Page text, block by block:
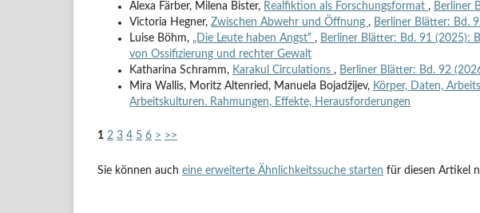
Alexa Färber, Milena Bister, Realfiktion als Forschungsformat , Berliner
Victoria Hegner, Zwischen Abwehr und Öffnung , Berliner Blätter: Bd.
Luise Böhm, „Die Leute haben Angst“ , Berliner Blätter: Bd. 91 (2025):
von Ossifizierung und rechter Gewalt
Katharina Schramm, Karakul Circulations , Berliner Blätter: Bd. 92
Mira Wallis, Moritz Altenried, Manuela Bojadžijev, Körper, Daten,
Arbeitskulturen. Rahmungen, Effekte, Herausforderungen
1 2 3 4 5 6 > >>
Sie können auch eine erweiterte Ähnlichkeitssuche starten für diesen Artikel